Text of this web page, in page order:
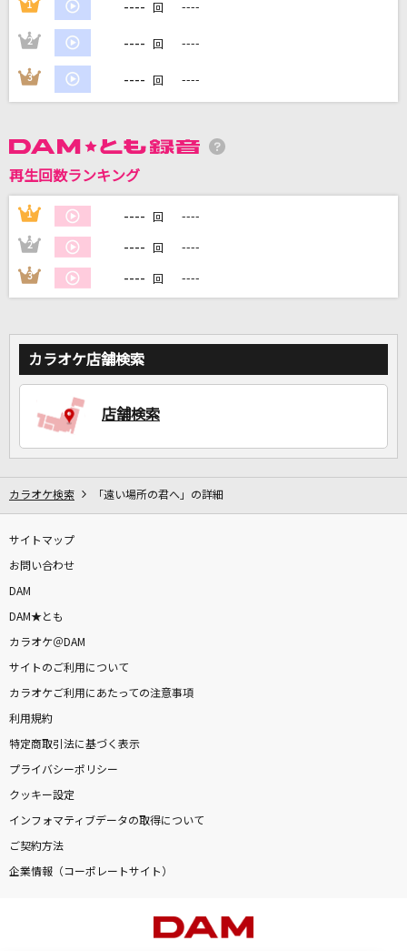
カラオケ最新情報をチェック！
1 ---- 回 ----
2 ---- 回 ----
3 ---- 回 ----
再生回数ランキング
1 ---- 回 ----
2 ---- 回 ----
3 ---- 回 ----
カラオケ店舗検索
店舗検索
カラオケ検索 「遠い場所の君へ」の詳細
サイトマップ
お問い合わせ
DAM
DAM★とも
カラオケ＠DAM
サイトのご利用について
カラオケご利用にあたっての注意事項
利用規約
特定商取引法に基づく表示
プライバシーポリシー
クッキー設定
インフォマティブデータの取得について
ご契約方法
企業情報（コーポレートサイト）